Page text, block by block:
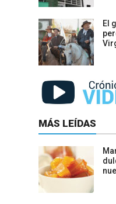
El
MÁS LEÍDAS